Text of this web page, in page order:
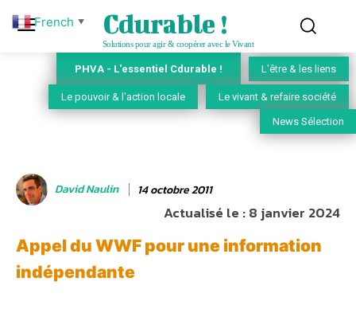
Cdurable !
Solutions pour agir & coopérer avec le Vivant
PHVA - L'essentiel Cdurable ! L'être & les liens
Le pouvoir & l'action locale Le vivant & refaire société
News Sélection
David Naulin 14 octobre 2011
Actualisé le :8 janvier 2024
Appel du WWF pour une information
indépendante
French ▼